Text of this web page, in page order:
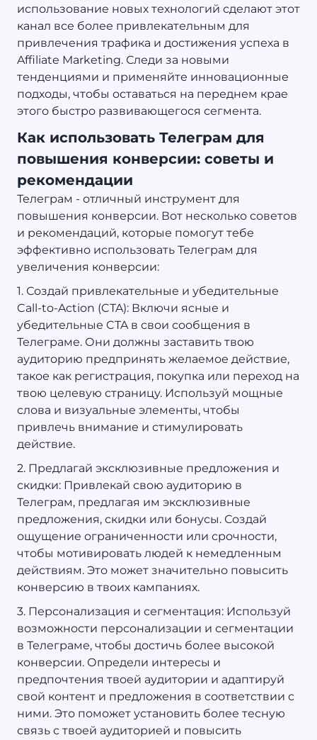
использование новых технологий сделают этот
канал все более привлекательным для
привлечения трафика и достижения успеха в
Affiliate Marketing. Следи за новыми
тенденциями и применяйте инновационные
подходы, чтобы оставаться на переднем крае
этого быстро развивающегося сегмента.
Как использовать Телеграм для
повышения конверсии: советы и
рекомендации
Телеграм - отличный инструмент для
повышения конверсии. Вот несколько советов
и рекомендаций, которые помогут тебе
эффективно использовать Телеграм для
увеличения конверсии:
1. Создай привлекательные и убедительные
Call-to-Action (CTA): Включи ясные и
убедительные CTA в свои сообщения в
Телеграме. Они должны заставить твою
аудиторию предпринять желаемое действие,
такое как регистрация, покупка или переход на
твою целевую страницу. Используй мощные
слова и визуальные элементы, чтобы
привлечь внимание и стимулировать
действие.
2. Предлагай эксклюзивные предложения и
скидки: Привлекай свою аудиторию в
Телеграм, предлагая им эксклюзивные
предложения, скидки или бонусы. Создай
ощущение ограниченности или срочности,
чтобы мотивировать людей к немедленным
действиям. Это может значительно повысить
конверсию в твоих кампаниях.
3. Персонализация и сегментация: Используй
возможности персонализации и сегментации
в Телеграме, чтобы достичь более высокой
конверсии. Определи интересы и
предпочтения твоей аудитории и адаптируй
свой контент и предложения в соответствии с
ними. Это поможет установить более тесную
связь с твоей аудиторией и повысить